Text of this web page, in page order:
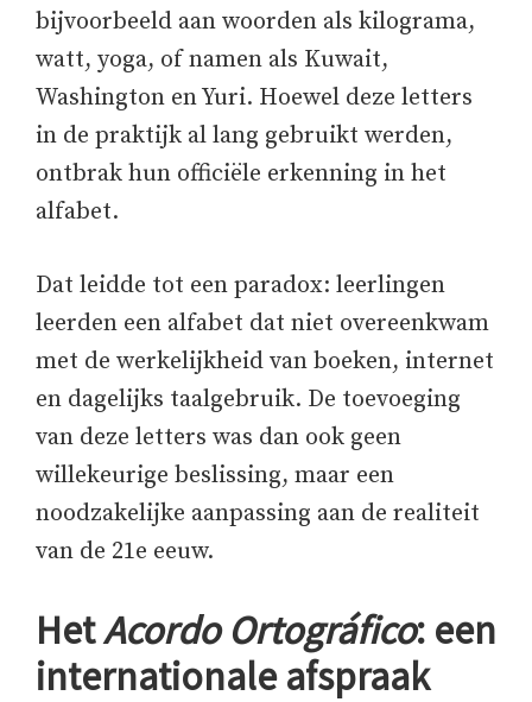
bijvoorbeeld aan woorden als kilograma,
watt, yoga, of namen als Kuwait,
Washington en Yuri. Hoewel deze letters
in de praktijk al lang gebruikt werden,
ontbrak hun officiële erkenning in het
alfabet.
Dat leidde tot een paradox: leerlingen
leerden een alfabet dat niet overeenkwam
met de werkelijkheid van boeken, internet
en dagelijks taalgebruik. De toevoeging
van deze letters was dan ook geen
willekeurige beslissing, maar een
noodzakelijke aanpassing aan de realiteit
van de 21e eeuw.
HetAcordo Ortográfico: een
internationale afspraak